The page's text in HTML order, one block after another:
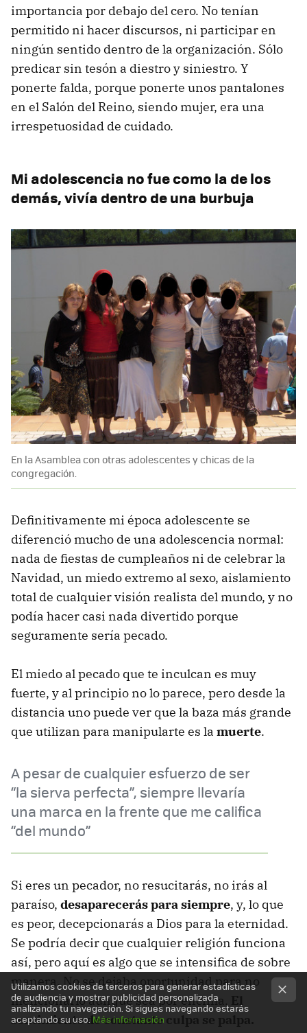
importancia por debajo del cero. No tenían
permitido ni hacer discursos, ni participar en
ningún sentido dentro de la organización. Sólo
predicar sin tesón a diestro y siniestro. Y
ponerte falda, porque ponerte unos pantalones
en el Salón del Reino, siendo mujer, era una
irrespetuosidad de cuidado.
Mi adolescencia no fue como la de los
demás, vivía dentro de una burbuja
En la Asamblea con otras adolescentes y chicas de la
congregación.
Definitivamente mi época adolescente se
diferenció mucho de una adolescencia normal:
nada de fiestas de cumpleaños ni de celebrar la
Navidad, un miedo extremo al sexo, aislamiento
total de cualquier visión realista del mundo, y no
podía hacer casi nada divertido porque
seguramente sería pecado.
El miedo al pecado que te inculcan es muy
fuerte, y al principio no lo parece, pero desde la
distancia uno puede ver que la baza más grande
que utilizan para manipularte es la muerte.
A pesar de cualquier esfuerzo de ser
“la sierva perfecta”, siempre llevaría
una marca en la frente que me califica
“del mundo”
Si eres un pecador, no resucitarás, no irás al
paraíso, desaparecerás para siempre, y, lo que
es peor, decepcionarás a Dios para la eternidad.
Se podría decir que cualquier religión funciona
así, pero aquí es algo que se intensifica de sobre
manera. No se dejaba oportunidad para no
mencionarlo aunque sea por encima. El
sentimiento de constante culpa se palpa.
Utilizamos cookies de terceros para generar estadísticas
de audiencia y mostrar publicidad personalizada
analizando tu navegación. Si sigues navegando estarás
aceptando su uso.Más información